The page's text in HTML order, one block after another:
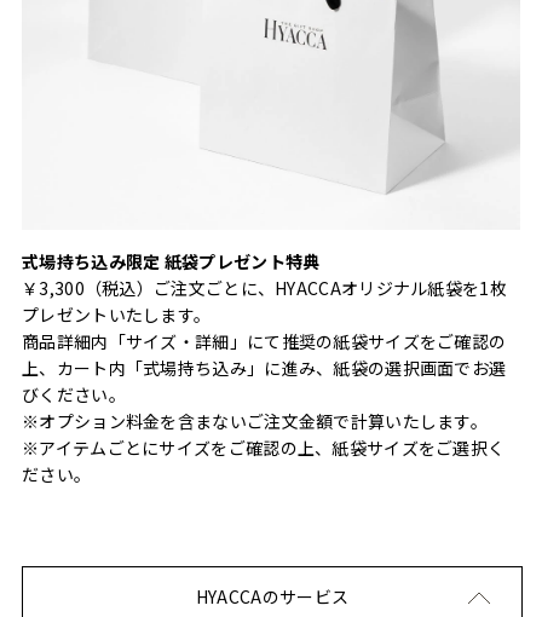
式場持ち込み限定 紙袋プレゼント特典
￥3,300（税込）ご注文ごとに、HYACCAオリジナル紙袋を1枚
プレゼントいたします。
商品詳細内「サイズ・詳細」にて推奨の紙袋サイズをご確認の
上、カート内「式場持ち込み」に進み、紙袋の選択画面でお選
びください。
※オプション料金を含まないご注文金額で計算いたします。
※アイテムごとにサイズをご確認の上、紙袋サイズをご選択く
ださい。
HYACCAのサービス